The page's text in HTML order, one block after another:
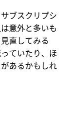
ブスクリプシ
意外と多いも
直してみる
ていたり、ほ
あるかもしれ